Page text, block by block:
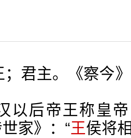
君主。《察今》
后帝王称皇帝
家》：“王侯将